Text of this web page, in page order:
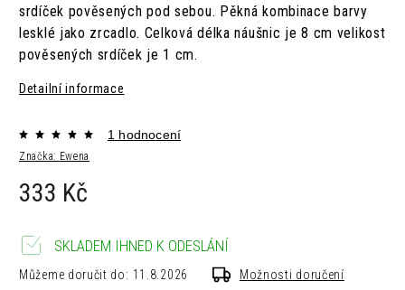
srdíček pověsených pod sebou. Pěkná kombinace barvy
lesklé jako zrcadlo. Celková délka náušnic je 8 cm velikost
pověsených srdíček je 1 cm.
Detailní informace
Značka: Ewena
1 hodnocení
333 Kč
SKLADEM IHNED K ODESLÁNÍ
Můžeme doručit do: 11.8.2026 Možnosti doručení